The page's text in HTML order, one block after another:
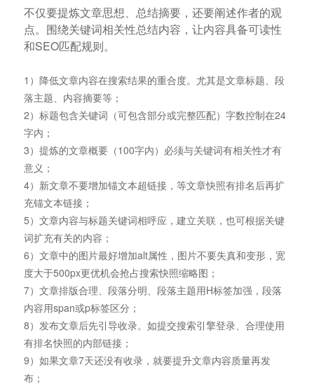
不仅要提炼文章思想、总结摘要，还要阐述作者的观
点。围绕关键词相关性总结内容，让内容具备可读性
和SEO匹配规则。
1）降低文章内容在搜索结果的重合度。尤其是文章标题、段
落主题、内容摘要等；
2）标题包含关键词（可包含部分或完整匹配）字数控制在24
字内；
3）提炼的文章概要（100字内）必须与关键词有相关性才有
意义；
4）新文章不要增加锚文本超链接，等文章快照有排名后再扩
充锚文本链接；
5）文章内容与标题关键词相呼应，建立关联，也可根据关键
词扩充有关的内容；
6）文章中的图片最好增加alt属性，图片不要失真和变形，宽
度大于500px更优机会抢占搜索快照缩略图；
7）文章排版合理、段落分明、段落主题用H标签加强，段落
内容用span或p标签区分；
8）发布文章后先引导收录。如提交搜索引擎登录、合理使用
有排名快照的内部链接；
9）如果文章7天还没有收录，就要提升文章内容质量再发
布；